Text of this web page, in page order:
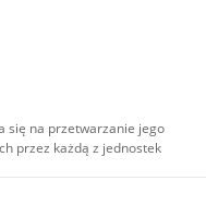
się na przetwarzanie jego
przez każdą z jednostek